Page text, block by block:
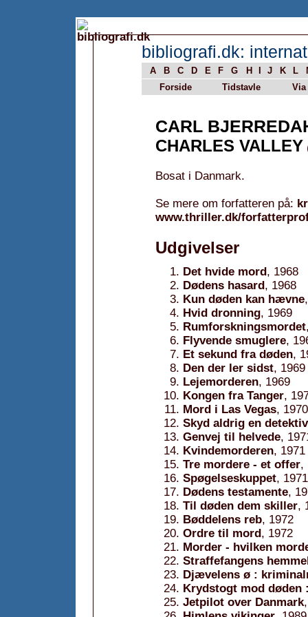
bibliografi.dk:
A B C D E F G H J K L
Forside
Tidstavle Via
CARL
CHARLES VALLEY
Bosat i Danmark.
Se mere om forfatteren på:
www.thriller.dk/
Udgivelser
Det hvide mord, 1968
Dødens hasard, 1968
Kun døden kan hævne
Hvid dronning, 1969
Rumforskningsmordet
Flyvende smuglere,
Et sekund fra døden,
Den der ler sidst, 1969
Lejemorderen, 1969
Kongen fra Tanger,
Mord i Las Vegas, 1970
Skyd aldrig en detektiv
Genvej til helvede,
Kvindemorderen, 1971
Tre mordere - et offer,
Spøgelseskuppet, 1971
Dødens testamente,
Til døden dem skiller,
Bøddelens reb, 1972
Ordre til mord, 1972
Morder - hvilken
Straffefangens
Djævelens ø :
Krydstogt mod døden
Jetpilot over Danmark